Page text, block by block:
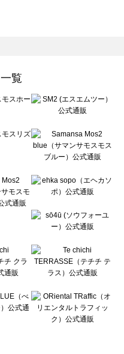
ンサモスモス）のワンピース一覧
）のワンピース一覧
ピース一覧
覧
ス一覧
覧